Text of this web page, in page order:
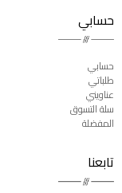
حسابي
حسابي
طلباتي
عناويني
سلة التسوق
المفضلة
تابعنا